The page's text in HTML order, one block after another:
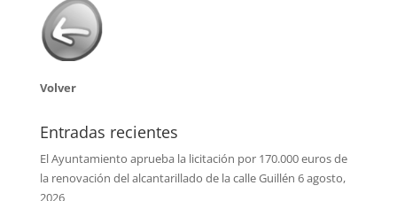
Volver
Entradas recientes
El Ayuntamiento aprueba la licitación por 170.000 euros de
la renovación del alcantarillado de la calle Guillén 6 agosto,
2026